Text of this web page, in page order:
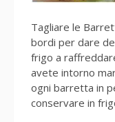
Tagliare le
bordi per dare
frigo a
avete intorno
ogni barretta in
conservare in